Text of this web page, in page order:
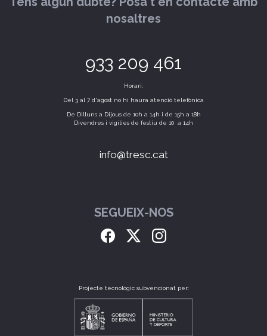
nosaltres
933 209 461
Horari:
Del 3 al 7 d'agost no hi haura atenció telefònica
De Dilluns a Dijous de 10h a 14h i de 15h a 18h
Divendres i vigílies de festiu de 10 a 14h
info@tresc.cat
SEGUEIX-NOS
Projecte tecnològic subvencionat per: